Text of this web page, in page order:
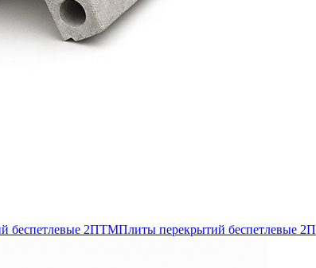
беспетлевые 2ПТМПлиты перекрытий беспетлевые 2П